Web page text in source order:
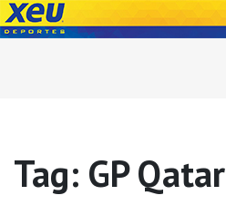
Tag: GP Qatar